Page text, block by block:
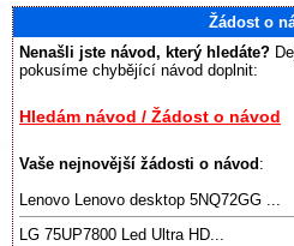
Žádost o
Nenašli jste návod, který hledáte?
pokusíme chybějící návod doplnit:
Hledám návod / Žádost o návod
Vaše nejnovější žádosti o návod :
Lenovo Lenovo desktop 5NQ72GG ...
LG 75UP7800 Led Ultra HD...